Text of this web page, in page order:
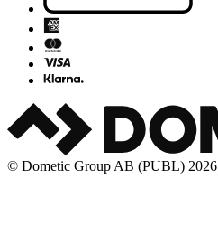
© Dometic Group AB (PUBL) 2026